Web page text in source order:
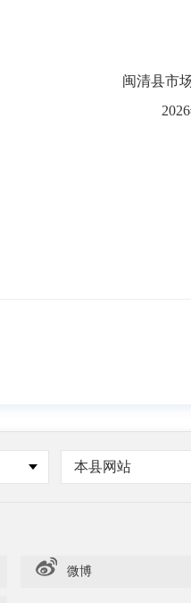
闽清县市
2026
本县网站
微博